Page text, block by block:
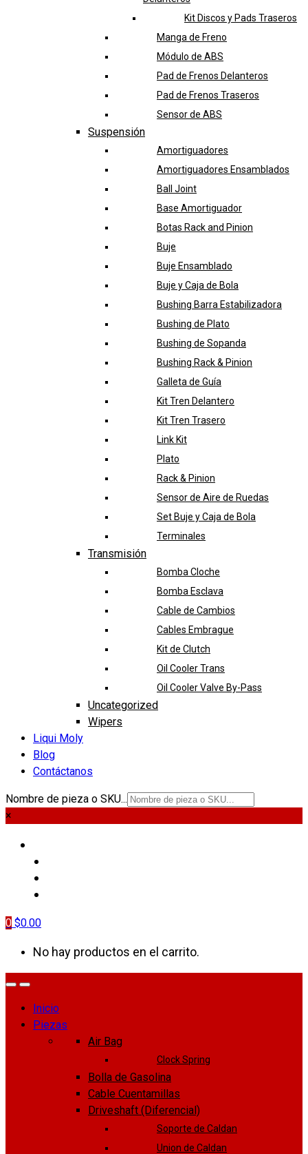
Kit Discos y Pads Traseros
Manga de Freno
Módulo de ABS
Pad de Frenos Delanteros
Pad de Frenos Traseros
Sensor de ABS
Suspensión
Amortiguadores
Amortiguadores Ensamblados
Ball Joint
Base Amortiguador
Botas Rack and Pinion
Buje
Buje Ensamblado
Buje y Caja de Bola
Bushing Barra Estabilizadora
Bushing de Plato
Bushing de Sopanda
Bushing Rack & Pinion
Galleta de Guía
Kit Tren Delantero
Kit Tren Trasero
Link Kit
Plato
Rack & Pinion
Sensor de Aire de Ruedas
Set Buje y Caja de Bola
Terminales
Transmisión
Bomba Cloche
Bomba Esclava
Cable de Cambios
Cables Embrague
Kit de Clutch
Oil Cooler Trans
Oil Cooler Valve By-Pass
Uncategorized
Wipers
Liqui Moly
Blog
Contáctanos
Nombre de pieza o SKU...
×
0 $0.00
No hay productos en el carrito.
Inicio
Piezas
Air Bag
Clock Spring
Bolla de Gasolina
Cable Cuentamillas
Driveshaft (Diferencial)
Soporte de Caldan
Union de Caldan